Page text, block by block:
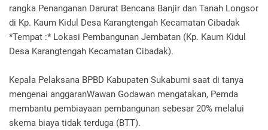
rangka Penanganan Darurat Bencana Banjir dan Tanah Longsor
di Kp. Kaum Kidul Desa Karangtengah Kecamatan Cibadak
*Tempat :* Lokasi Pembangunan Jembatan (Kp. Kaum Kidul
Desa Karangtengah Kecamatan Cibadak).
Kepala Pelaksana BPBD Kabupaten Sukabumi saat di tanya
mengenai anggaranWawan Godawan mengatakan, Pemda
membantu pembiayaan pembangunan sebesar 20% melalui
skema biaya tidak terduga (BTT).